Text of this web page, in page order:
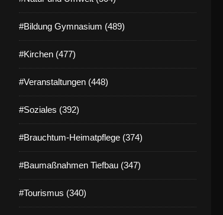
#Bildung Gymnasium (489)
#Kirchen (477)
#Veranstaltungen (448)
#Soziales (392)
#Brauchtum-Heimatpflege (374)
#Baumaßnahmen Tiefbau (347)
#Tourismus (340)